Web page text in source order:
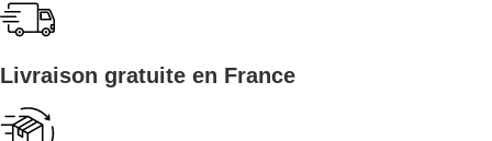
Livraison gratuite en France